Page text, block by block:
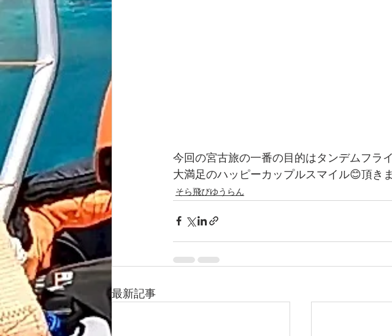
今回の宮古旅の一番の目的はタンデムフラ
大満足のハッピーカップルスマイル😊頂き
そら飛びゆうらん
最新記事